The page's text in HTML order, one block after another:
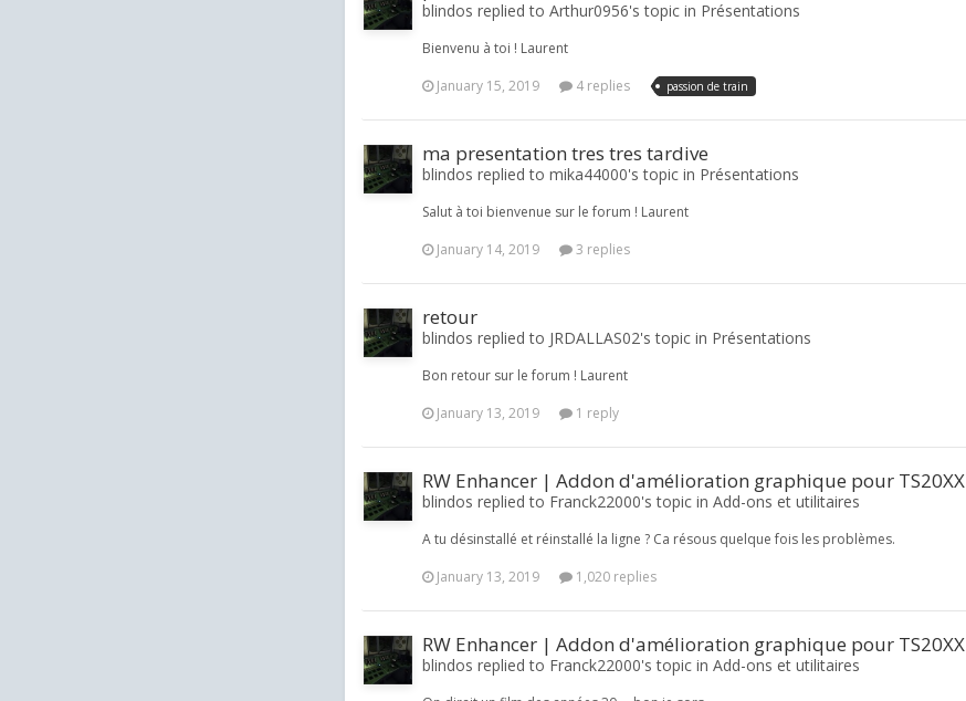
blindos replied to Arthur0956's topic in Présentations
Bienvenu à toi ! Laurent
January 15, 2019
4 replies passion de train
ma presentation tres tres tardive
blindos replied to mika44000's topic in Présentations
Salut à toi bienvenue sur le forum ! Laurent
January 14, 2019
3 replies
retour
blindos replied to JRDALLAS02's topic in Présentations
Bon retour sur le forum ! Laurent
January 13, 2019
1 reply
RW Enhancer | Addon d'amélioration graphique pour TS20XX
blindos replied to Franck22000's topic in Add-ons et utilitaires
A tu désinstallé et réinstallé la ligne ? Ca résous quelque fois les problèmes.
January 13, 2019
1,020 replies
RW Enhancer | Addon d'amélioration graphique pour TS20XX
blindos replied to Franck22000's topic in Add-ons et utilitaires